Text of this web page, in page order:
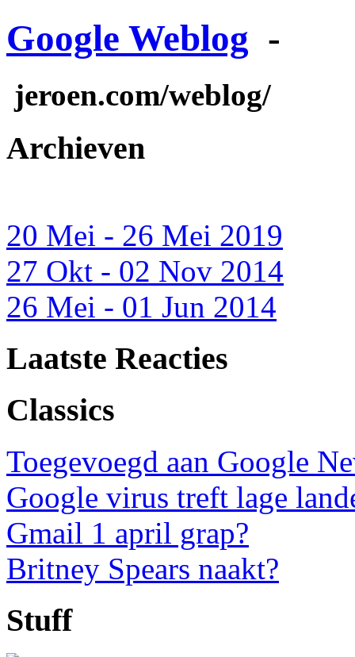
Google Weblog -
jeroen.com/weblog/
Archieven
20 Mei - 26 Mei 2019
27 Okt - 02 Nov 2014
26 Mei - 01 Jun 2014
Laatste Reacties
Classics
Toegevoegd aan Google
Google virus treft lage
Gmail 1 april grap?
Britney Spears naakt?
Stuff